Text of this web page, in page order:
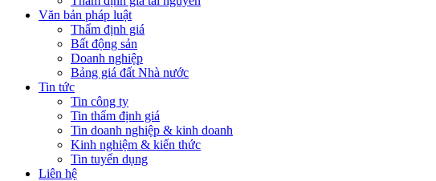
Văn bản pháp luật
Thẩm định giá
Bất động sản
Doanh nghiệp
Bảng giá đất Nhà nước
Tin tức
Tin công ty
Tin thẩm định giá
Tin doanh nghiệp & kinh doanh
Kinh nghiệm & kiến thức
Tin tuyển dụng
Liên hệ